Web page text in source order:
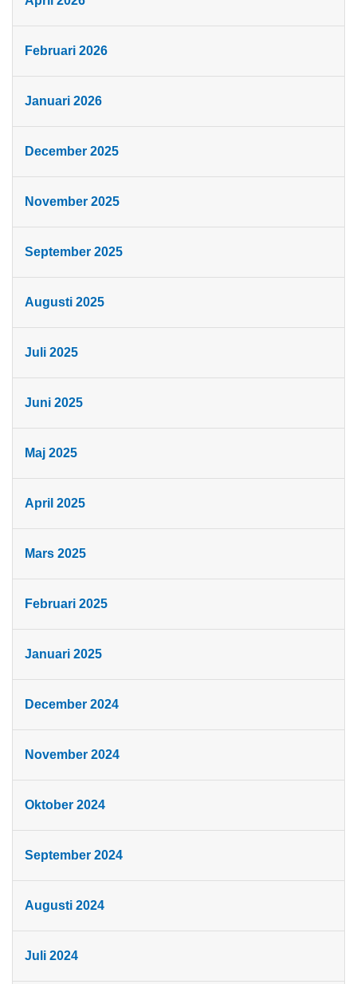
Februari 2026
Januari 2026
December 2025
November 2025
September 2025
Augusti 2025
Juli 2025
Juni 2025
Maj 2025
April 2025
Mars 2025
Februari 2025
Januari 2025
December 2024
November 2024
Oktober 2024
September 2024
Augusti 2024
Juli 2024